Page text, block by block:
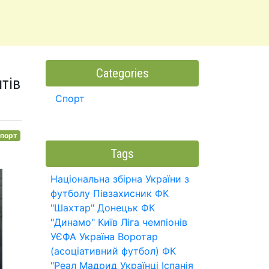
Categories
Спорт
Tags
Національна збірна України з
футболу Півзахисник ФК
"Шахтар" Донецьк ФК
"Динамо" Київ Ліга чемпіонів
УЄФА Україна Воротар
(асоціативний футбол) ФК
"Реал Мадрид Українці Іспанія